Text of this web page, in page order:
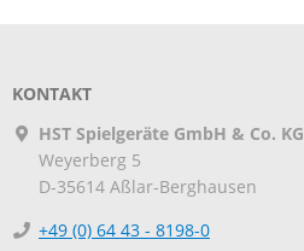
KONTAKT
HST Spielgeräte GmbH & Co. KG
Weyerberg 5
D-35614 Aßlar-Berghausen
+49 (0) 64 43 - 8198-0